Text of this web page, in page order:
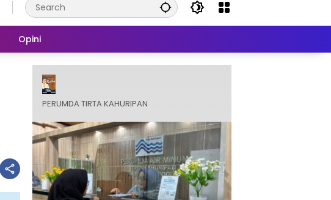
Opini
PERUMDA TIRTA KAHURIPAN